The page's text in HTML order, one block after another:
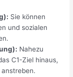
Sie können
und sozialen
Nahezu
C1-Ziel hinaus,